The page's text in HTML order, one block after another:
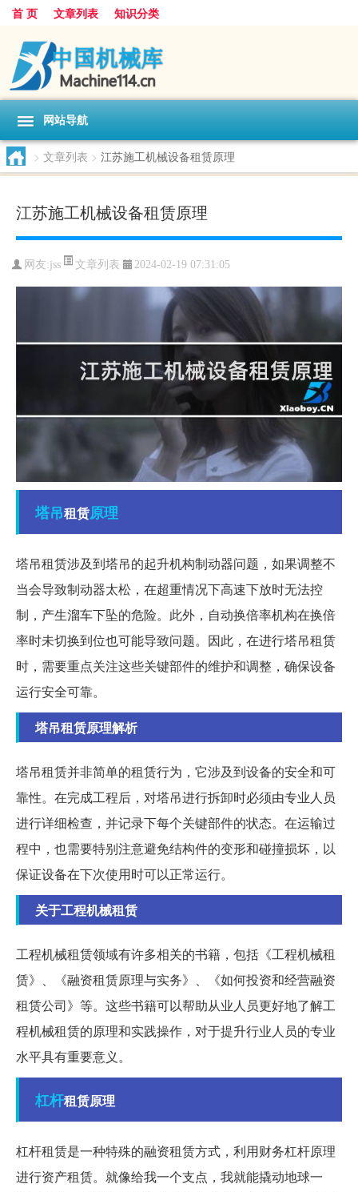
首 页 文章列表 知识分类
网站导航
> 文章列表 > 江苏施工机械设备租赁原理
江苏施工机械设备租赁原理
网友:jss 文章列表 2024-02-19 07:31:05
塔吊租赁原理
塔吊租赁涉及到塔吊的起升机构制动器问题，如果调整不
当会导致制动器太松，在超重情况下高速下放时无法控
制，产生溜车下坠的危险。此外，自动换倍率机构在换倍
率时未切换到位也可能导致问题。因此，在进行塔吊租赁
时，需要重点关注这些关键部件的维护和调整，确保设备
运行安全可靠。
塔吊租赁原理解析
塔吊租赁并非简单的租赁行为，它涉及到设备的安全和可
靠性。在完成工程后，对塔吊进行拆卸时必须由专业人员
进行详细检查，并记录下每个关键部件的状态。在运输过
程中，也需要特别注意避免结构件的变形和碰撞损坏，以
保证设备在下次使用时可以正常运行。
关于工程机械租赁
工程机械租赁领域有许多相关的书籍，包括《工程机械租
赁》、《融资租赁原理与实务》、《如何投资和经营融资
租赁公司》等。这些书籍可以帮助从业人员更好地了解工
程机械租赁的原理和实践操作，对于提升行业人员的专业
水平具有重要意义。
杠杆租赁原理
杠杆租赁是一种特殊的融资租赁方式，利用财务杠杆原理
进行资产租赁。就像给我一个支点，我就能撬动地球一